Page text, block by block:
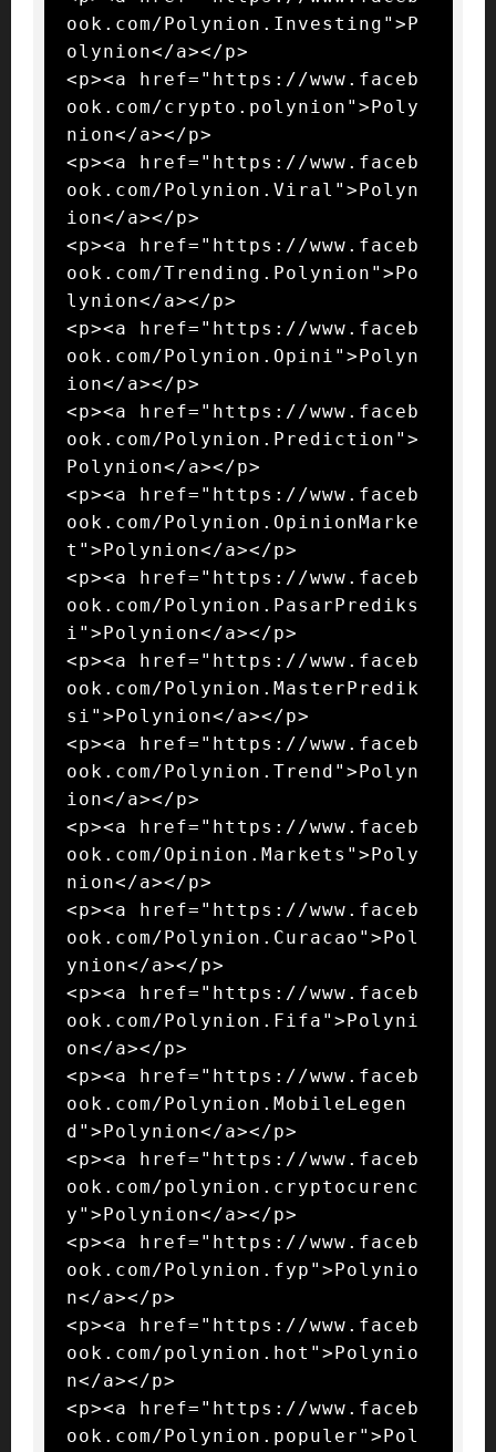
ook.com/Polynion.Investing">P
olynion</a></p>
<p><a href="https://www.faceb
ook.com/crypto.polynion">Poly
nion</a></p>
<p><a href="https://www.faceb
ook.com/Polynion.Viral">Polyn
ion</a></p>
<p><a href="https://www.faceb
ook.com/Trending.Polynion">Po
lynion</a></p>
<p><a href="https://www.faceb
ook.com/Polynion.Opini">Polyn
ion</a></p>
<p><a href="https://www.faceb
ook.com/Polynion.Prediction">
Polynion</a></p>
<p><a href="https://www.faceb
ook.com/Polynion.OpinionMarke
t">Polynion</a></p>
<p><a href="https://www.faceb
ook.com/Polynion.PasarPrediks
i">Polynion</a></p>
<p><a href="https://www.faceb
ook.com/Polynion.MasterPredik
si">Polynion</a></p>
<p><a href="https://www.faceb
ook.com/Polynion.Trend">Polyn
ion</a></p>
<p><a href="https://www.faceb
ook.com/Opinion.Markets">Poly
nion</a></p>
<p><a href="https://www.faceb
ook.com/Polynion.Curacao">Pol
ynion</a></p>
<p><a href="https://www.faceb
ook.com/Polynion.Fifa">Polyni
on</a></p>
<p><a href="https://www.faceb
ook.com/Polynion.MobileLegen
d">Polynion</a></p>
<p><a href="https://www.faceb
ook.com/polynion.cryptocurenc
y">Polynion</a></p>
<p><a href="https://www.faceb
ook.com/Polynion.fyp">Polynio
n</a></p>
<p><a href="https://www.faceb
ook.com/polynion.hot">Polynio
n</a></p>
<p><a href="https://www.faceb
ook.com/Polynion.populer">Pol